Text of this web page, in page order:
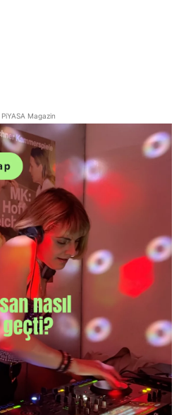
PiYASA Magazin